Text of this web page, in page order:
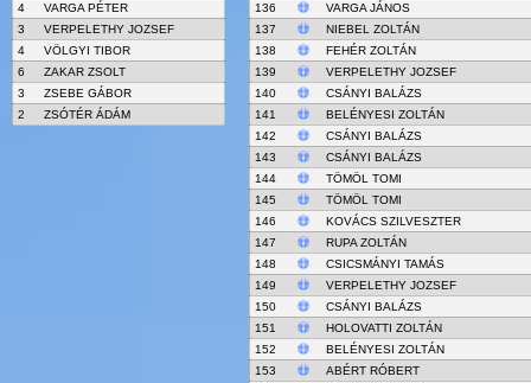
4
VARGA PÉTER
3
VERPELETHY JOZSEF
4
VÖLGYI TIBOR
6
ZAKAR ZSOLT
3
ZSEBE GÁBOR
2
ZSÓTÉR ÁDÁM
136
VARGA JÁNOS
137
NIEBEL ZOLTÁN
138
FEHÉR ZOLTÁN
139
VERPELETHY JOZSEF
140
CSÁNYI BALÁZS
141
BELÉNYESI ZOLTÁN
142
CSÁNYI BALÁZS
143
CSÁNYI BALÁZS
144
TÖMÖL TOMI
145
TÖMÖL TOMI
146
KOVÁCS SZILVESZTER
147
RUPA ZOLTÁN
148
CSICSMÁNYI TAMÁS
149
VERPELETHY JOZSEF
150
CSÁNYI BALÁZS
151
HOLOVATTI ZOLTÁN
152
BELÉNYESI ZOLTÁN
153
ABÉRT RÓBERT